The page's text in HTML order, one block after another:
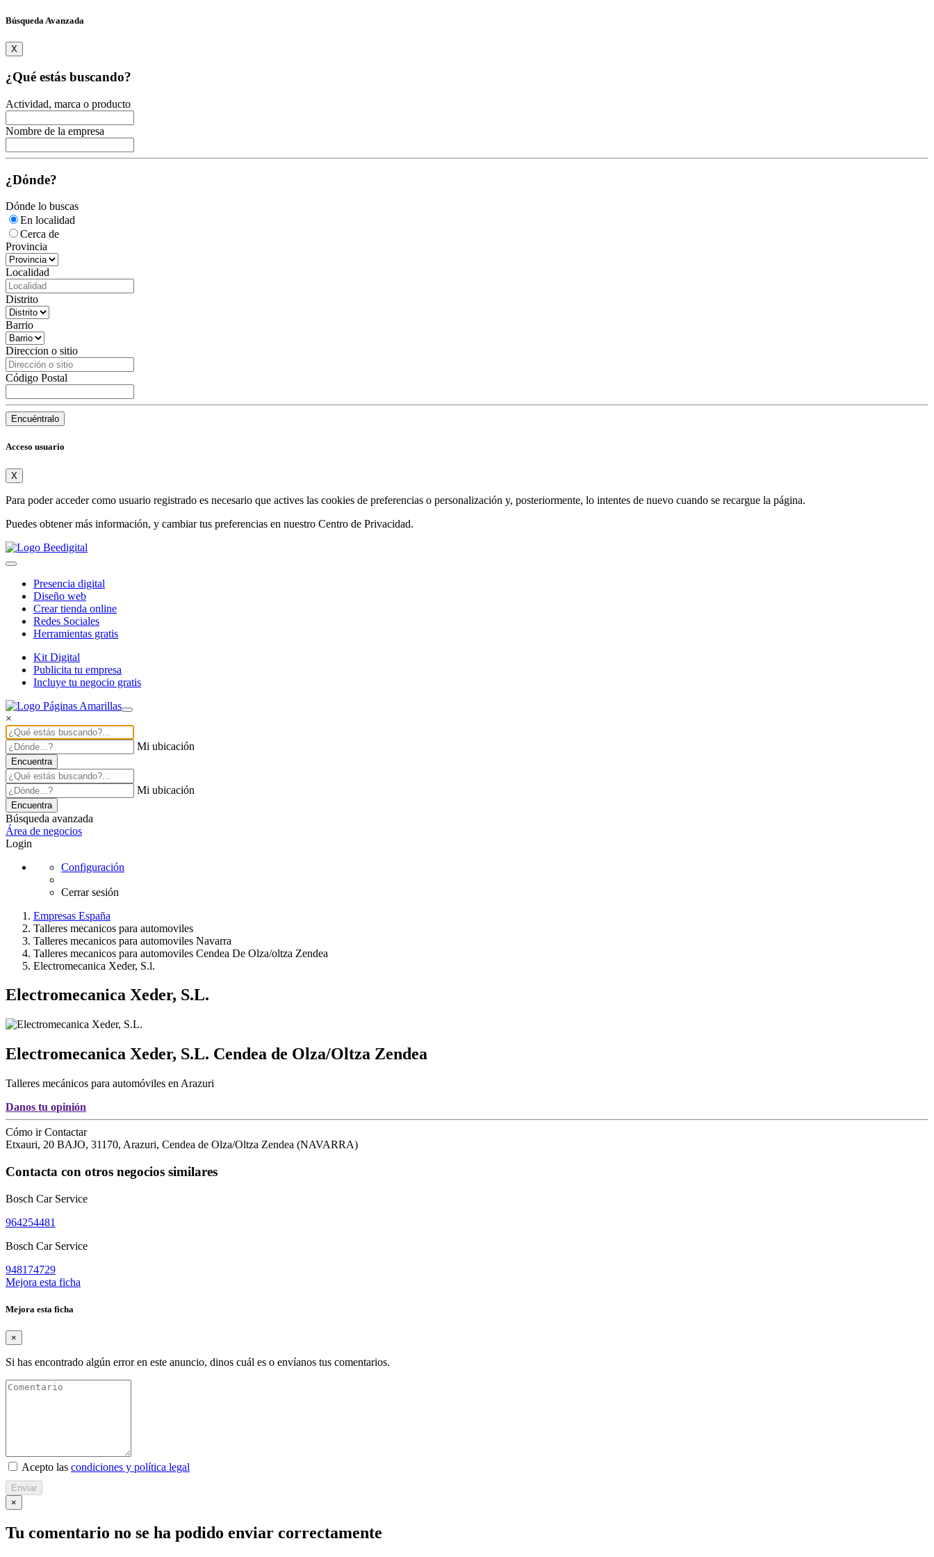
Búsqueda Avanzada
X
¿Qué estás buscando?
Actividad, marca o producto
Nombre de la empresa
¿Dónde?
Dónde lo buscas
En localidad
Cerca de
Provincia
Localidad
Distrito
Barrio
Direccion o sitio
Código Postal
Encuéntralo
Acceso usuario
X
Para poder acceder como usuario registrado es necesario que actives las cookies de preferencias o personalización y, posteriormente, lo intentes de nuevo cuando se recargue la página.
Puedes obtener más información, y cambiar tus preferencias en nuestro Centro de Privacidad.
Presencia digital
Diseño web
Crear tienda online
Redes Sociales
Herramientas gratis
Kit Digital
Publicita tu empresa
Incluye tu negocio gratis
×
Mi ubicación
Encuentra
Mi ubicación
Encuentra
Búsqueda avanzada
Área de negocios
Login
Configuración
Cerrar sesión
Empresas España
Talleres mecanicos para automoviles
Talleres mecanicos para automoviles Navarra
Talleres mecanicos para automoviles Cendea De Olza/oltza Zendea
Electromecanica Xeder, S.l.
Electromecanica Xeder, S.L.
Electromecanica Xeder, S.L. Cendea de Olza/Oltza Zendea
Talleres mecánicos para automóviles en Arazuri
Danos tu opinión
Cómo irContactar
Etxauri, 20 BAJO, 31170, Arazuri, Cendea de Olza/Oltza Zendea (NAVARRA)
Contacta con otros negocios similares
Bosch Car Service
964254481
Bosch Car Service
948174729
Mejora esta ficha
Mejora esta ficha
×
Si has encontrado algún error en este anuncio, dinos cuál es o envíanos tus comentarios.
Acepto las condiciones y política legal
Enviar
×
Tu comentario no se ha podido enviar correctamente